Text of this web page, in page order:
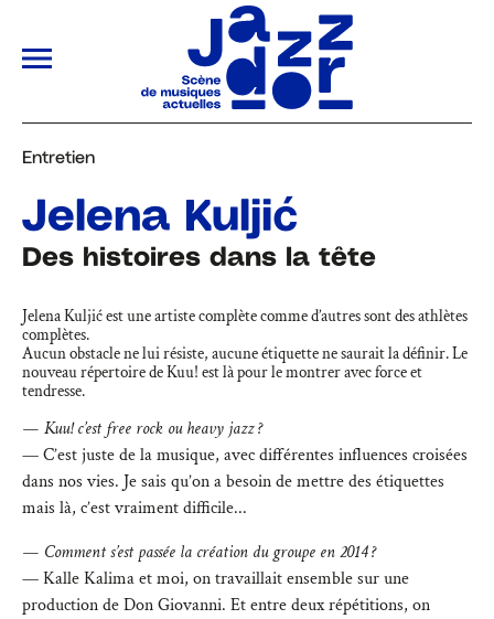
ALLER AU CONTENU PRINCIPAL
Entretien
Jelena Kuljić
Des histoires dans la tête
Jelena Kuljić est une artiste complète comme d’autres sont des athlètes
complètes.
Aucun obstacle ne lui résiste, aucune étiquette ne saurait la définir. Le
nouveau répertoire de Kuu! est là pour le montrer avec force et
tendresse.
— Kuu! c’est free rock ou heavy jazz ?
— C’est juste de la musique, avec différentes influences croisées
dans nos vies. Je sais qu’on a besoin de mettre des étiquettes
mais là, c’est vraiment difficile...
— Comment s’est passée la création du groupe en 2014 ?
— Kalle Kalima et moi, on travaillait ensemble sur une
production de Don Giovanni. Et entre deux répétitions, on